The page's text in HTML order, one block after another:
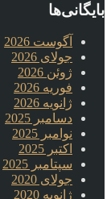
بایگانی‌ها
آگوست 2026
جولای 2026
ژوئن 2026
فوریه 2026
ژانویه 2026
دسامبر 2025
نوامبر 2025
اکتبر 2025
سپتامبر 2025
جولای 2020
ژانویه 2020